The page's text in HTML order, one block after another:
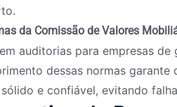
da Comissão de Valores
auditorias para empresas de
dessas normas
e confiável, evitando